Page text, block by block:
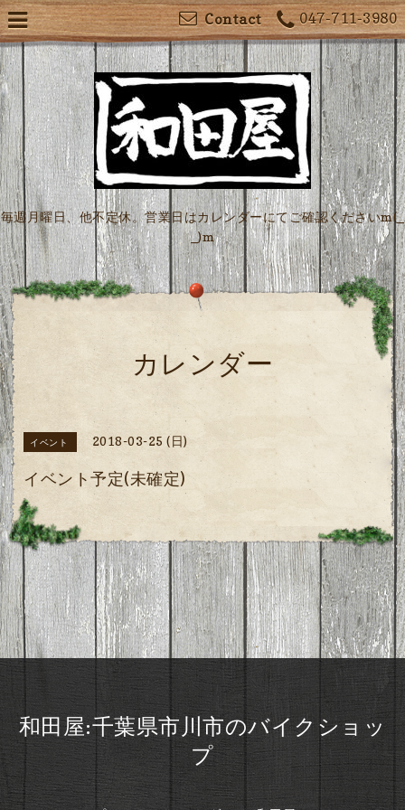
047-711-3980
Contact
毎週月曜日、他不定休。営業日はカレンダーにてご確認くださいm(_
_)m
カレンダー
イベント 2018-03-25 (日)
イベント予定(未確定)
和田屋:千葉県市川市のバイクショッ
プ